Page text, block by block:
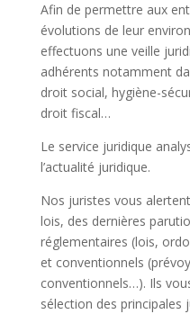
Afin de permettre aux
évolutions de leur
effectuons une veille
adhérents notamment
droit social, hygiène-
droit fiscal…
Le service juridique
l’actualité juridique.
Nos juristes vous
lois, des dernières
réglementaires (lois,
et conventionnels
conventionnels…). Ils
sélection des principales